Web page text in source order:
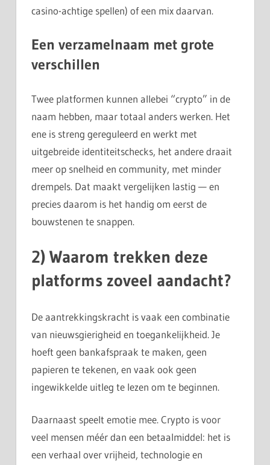
casino-achtige spellen) of een mix daarvan.
Een verzamelnaam met grote
verschillen
Twee platformen kunnen allebei “crypto” in de
naam hebben, maar totaal anders werken. Het
ene is streng gereguleerd en werkt met
uitgebreide identiteitschecks, het andere draait
meer op snelheid en community, met minder
drempels. Dat maakt vergelijken lastig — en
precies daarom is het handig om eerst de
bouwstenen te snappen.
2) Waarom trekken deze
platforms zoveel aandacht?
De aantrekkingskracht is vaak een combinatie
van nieuwsgierigheid en toegankelijkheid. Je
hoeft geen bankafspraak te maken, geen
papieren te tekenen, en vaak ook geen
ingewikkelde uitleg te lezen om te beginnen.
Daarnaast speelt emotie mee. Crypto is voor
veel mensen méér dan een betaalmiddel: het is
een verhaal over vrijheid, technologie en